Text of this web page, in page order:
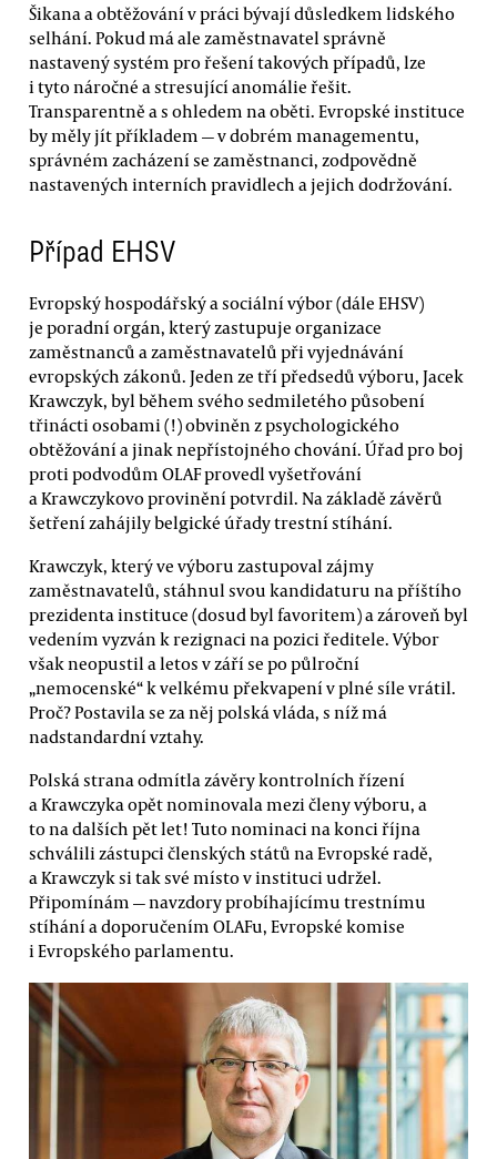
Šikana a obtěžování v práci bývají důsledkem lidského
selhání. Pokud má ale zaměstnavatel správně
nastavený systém pro řešení takových případů, lze
i tyto náročné a stresující anomálie řešit.⁠
Transparentně a s ohledem na oběti. Evropské instituce
by měly jít příkladem —⁠ v dobrém managementu,
správném zacházení se zaměstnanci, zodpovědně
nastavených interních pravidlech a jejich dodržování.
Případ EHSV
Evropský hospodářský a sociální výbor (dále EHSV)
je poradní orgán, který zastupuje organizace
zaměstnanců a zaměstnavatelů při vyjednávání
evropských zákonů. Jeden ze tří předsedů výboru, Jacek
Krawczyk, byl během svého sedmiletého působení
třinácti osobami (!) obviněn z psychologického
obtěžování a jinak nepřístojného chování. Úřad pro boj
proti podvodům OLAF provedl vyšetřování
a Krawczykovo provinění potvrdil. Na základě závěrů
šetření zahájily belgické úřady trestní stíhání.
Krawczyk, který ve výboru zastupoval zájmy
zaměstnavatelů, stáhnul svou kandidaturu na příštího
prezidenta instituce (dosud byl favoritem) a zároveň byl
vedením vyzván k rezignaci na pozici ředitele. Výbor
však neopustil a letos v září se po půlroční
„nemocenské“ k velkému překvapení v plné síle vrátil.
Proč? Postavila se za něj polská vláda, s níž má
nadstandardní vztahy.
Polská strana odmítla závěry kontrolních řízení
a Krawczyka opět nominovala mezi členy výboru, a
to na dalších pět let! Tuto nominaci na konci října
schválili zástupci členských států na Evropské radě,
a Krawczyk si tak své místo v instituci udržel.
Připomínám — navzdory probíhajícímu trestnímu
stíhání a doporučením OLAFu, Evropské komise
i Evropského parlamentu.